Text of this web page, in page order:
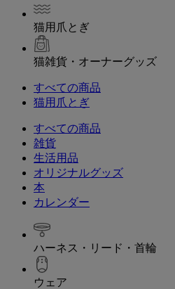
猫用爪とぎ
猫雑貨・オーナーグッズ
すべての商品
猫用爪とぎ
すべての商品
雑貨
生活用品
オリジナルグッズ
本
カレンダー
ハーネス・リード・首輪
ウェア